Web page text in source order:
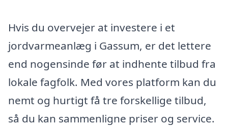
Hvis du overvejer at investere i et
jordvarmeanlæg i Gassum, er det lettere
end nogensinde før at indhente tilbud fra
lokale fagfolk. Med vores platform kan du
nemt og hurtigt få tre forskellige tilbud,
så du kan sammenligne priser og service.